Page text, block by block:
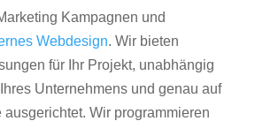
Kampagnen und
Webdesign. Wir bieten
für Ihr Projekt, unabhängig
Unternehmens und genau auf
ausgerichtet. Wir programmieren